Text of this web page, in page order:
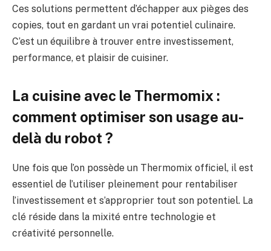
Ces solutions permettent d’échapper aux pièges des
copies, tout en gardant un vrai potentiel culinaire.
C’est un équilibre à trouver entre investissement,
performance, et plaisir de cuisiner.
La cuisine avec le Thermomix :
comment optimiser son usage au-
delà du robot ?
Une fois que l’on possède un Thermomix officiel, il est
essentiel de l’utiliser pleinement pour rentabiliser
l’investissement et s’approprier tout son potentiel. La
clé réside dans la mixité entre technologie et
créativité personnelle.